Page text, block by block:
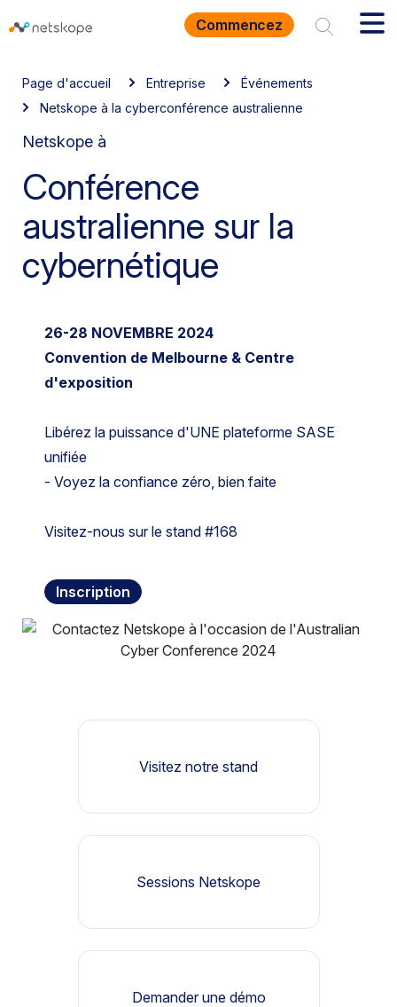
Commencez
Page d'accueil Entreprise
Événements
Netskope à la cyberconférence australienne
Netskope à
Conférence
australienne sur la
cybernétique
26-28 NOVEMBRE 2024
Convention de Melbourne & Centre
d'exposition
Libérez la puissance d'UNE plateforme SASE
unifiée
- Voyez la confiance zéro, bien faite
Visitez-nous sur le stand #168
Inscription
Visitez notre stand
Sessions Netskope
Demander une démo